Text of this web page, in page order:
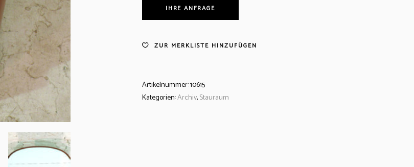
IHRE ANFRAGE
ZUR MERKLISTE HINZUFÜGEN
Artikelnummer:10615
Kategorien:Archiv,Stauraum